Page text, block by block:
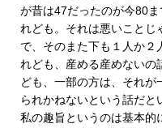
が昔は47だったのが今80
れども。それは悪いことじ
で、そのまた下も１人か２
れども、産める産めないの
ども、一部の方は、それ
られかねないという話だと
私の趣旨というのは基本的